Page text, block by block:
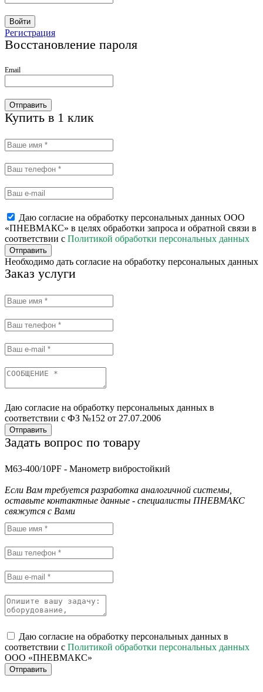
Войти
Регистрация
Восстановление пароля
Email
Отправить
Купить в 1 клик
Даю согласие на обработку персональных данных ООО
«ПНЕВМАКС» в целях обработки запроса и обратной связи в
соответствии с Политикой обработки персональных данных
Отправить
Необходимо дать согласие на обработку персональных данных
Заказ услуги
Даю согласие на обработку персональных данных в
соответствии с ФЗ №152 от 27.07.2006
Отправить
Задать вопрос по товару
M63-400/10PF - Манометр вибростойкий
Если Вам требуется разработка аналогичной системы,
оставьте контактные данные - специалисты ПНЕВМАКС
свяжутся с Вами
Даю согласие на обработку персональных данных в
соответствии с Политикой обработки персональных данных
ООО «ПНЕВМАКС»
Отправить